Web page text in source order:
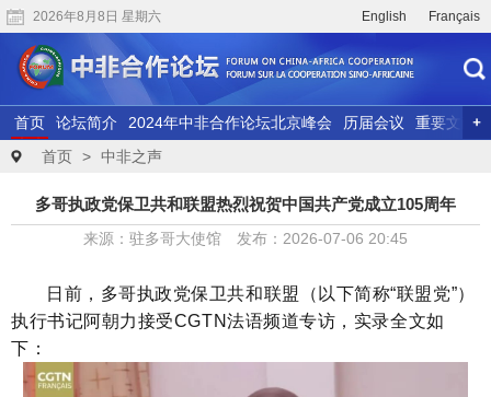
2026年8月8日 星期六 English Français
首页 论坛简介 2024年中非合作论坛北京峰会 历届会议
重要文献
联合研究
精彩视频
首页 > 中非之声
多哥执政党保卫共和联盟热烈祝贺中国共产党成立105周年
来源：驻多哥大使馆 发布：2026-07-06 20:45
日前，多哥执政党保卫共和联盟（以下简称“联盟党”）
执行书记阿朝力接受CGTN法语频道专访，实录全文如
下：